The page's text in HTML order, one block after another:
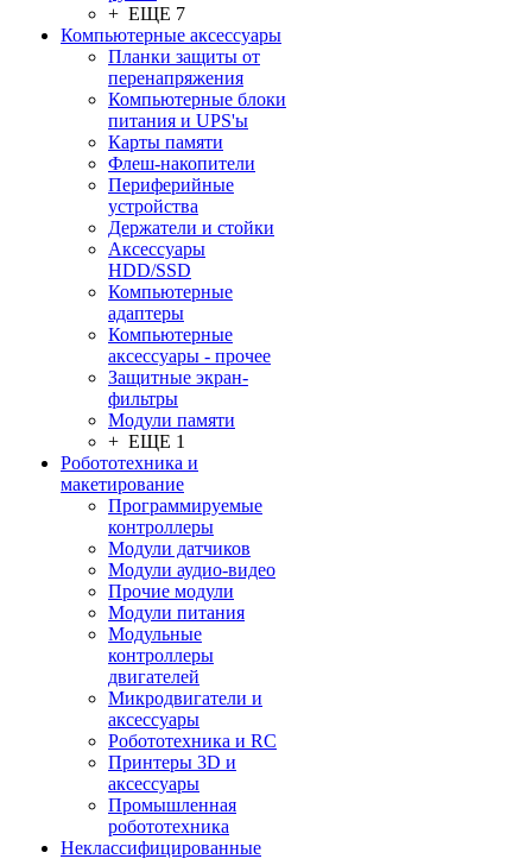
+ ЕЩЕ 7
Компьютерные аксессуары
Планки защиты от
перенапряжения
Компьютерные блоки
питания и UPS'ы
Карты памяти
Флеш-накопители
Периферийные
устройства
Держатели и стойки
Аксессуары
HDD/SSD
Компьютерные
адаптеры
Компьютерные
аксессуары - прочее
Защитные экран-
фильтры
Модули памяти
+ ЕЩЕ 1
Робототехника и
макетирование
Программируемые
контроллеры
Модули датчиков
Модули аудио-видео
Прочие модули
Модули питания
Модульные
контроллеры
двигателей
Микродвигатели и
аксессуары
Робототехника и RC
Принтеры 3D и
аксессуары
Промышленная
робототехника
Неклассифицированные